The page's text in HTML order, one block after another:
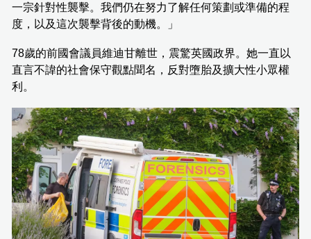
一宗針對性襲擊。我們仍在努力了解任何策劃或準備的程
度，以及這次襲擊背後的動機。」
78歲的前國會議員維迪甘離世，震驚英國政界。她一直以
直言不諱的社會保守觀點聞名，反對墮胎及擴大性小眾權
利。